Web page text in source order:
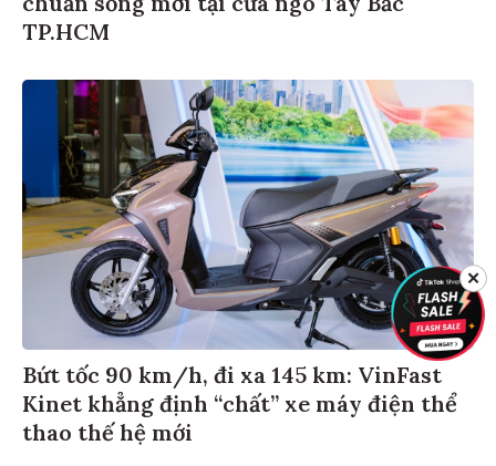
TP.HCM
Bứt tốc 90 km/h, đi xa 145 km: VinFast
Kinet khẳng định “chất” xe máy điện thể
thao thế hệ mới
✕